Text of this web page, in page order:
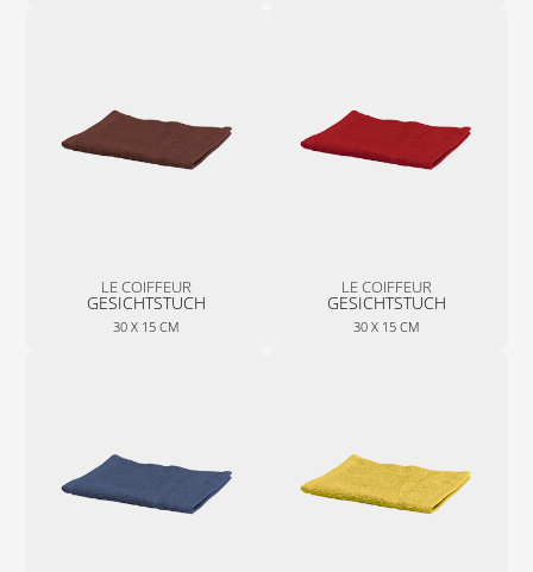
LE COIFFEUR
GESICHTSTUCH
30 X 15 CM
LE COIFFEUR
GESICHTSTUCH
30 X 15 CM